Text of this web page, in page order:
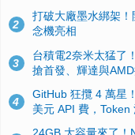
2
打破大廠墨水綁架
念機亮相
3
台積電2奈米太猛了
搶首發、輝達與
4
GitHub 狂攬 4 萬星
美元 API 費，Token